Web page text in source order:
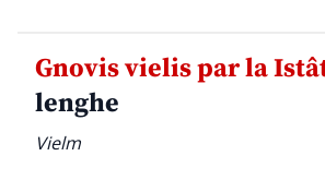
Gnovis vielis par la
lenghe
Vielm